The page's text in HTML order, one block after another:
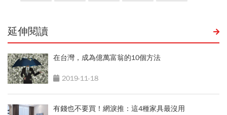
延伸閱讀
在台灣，成為億萬富翁的10個方法
2019-11-18
有錢也不要買！網淚推：這4種家具最沒用